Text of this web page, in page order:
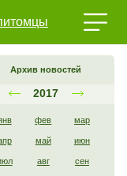
Архив новостей
2017
фев мар
май июн
авг сен